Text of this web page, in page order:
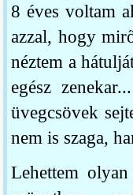
8 éves voltam
azzal, hogy
néztem a
egész
üvegcsövek
nem is szaga,
Lehettem